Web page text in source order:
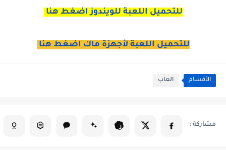
للتحميل اللعبة للويندوز اضغط هنا
للتحميل اللعبة لأجهزة ماك اضغط هنا
الأقسام العاب